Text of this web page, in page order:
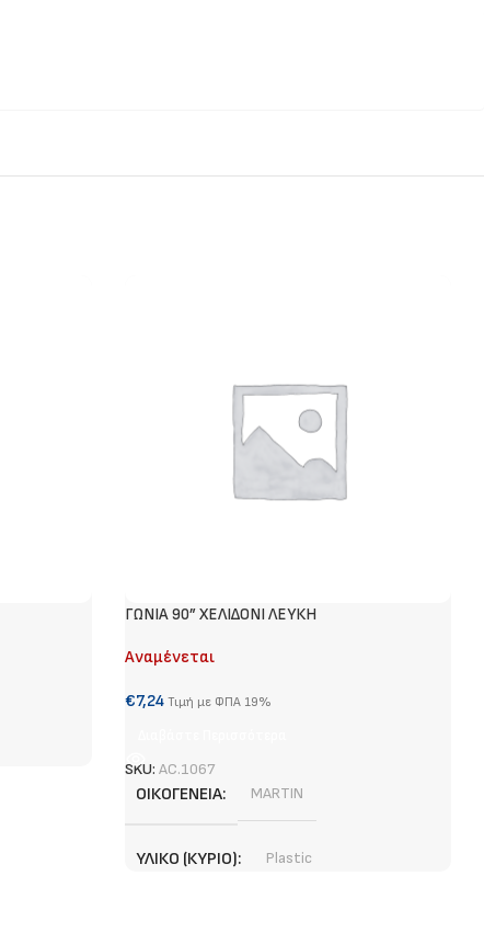
ΓΩΝΙΑ 90” XEΛΙΔΟΝΙ ΛΕΥΚΗ
Αναμένεται
€7,24 Τιμή με ΦΠΑ 19%
SKU: AC.1067
ΟΙΚΟΓΈΝΕΙΑ MARTIN
ΥΛΙΚΌ (ΚΎΡΙΟ) Plastic